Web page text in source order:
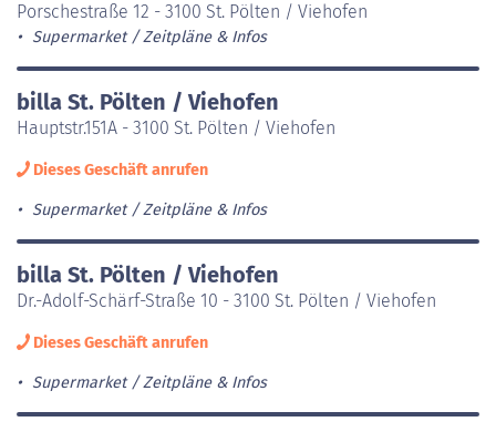
Porschestraße 12 - 3100 St. Pölten / Viehofen
Supermarket Zeitpläne & Infos
billa St. Pölten / Viehofen
Hauptstr.151A - 3100 St. Pölten / Viehofen
Dieses Geschäft anrufen
Supermarket Zeitpläne & Infos
billa St. Pölten / Viehofen
Dr.-Adolf-Schärf-Straße 10 - 3100 St. Pölten / Viehofen
Dieses Geschäft anrufen
Supermarket Zeitpläne & Infos